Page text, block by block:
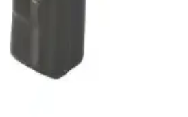
sıcaklık ölçüm cihazı, dayanıklı
endüstriyel ve ev ortamlarında
Lazer Termometre ile